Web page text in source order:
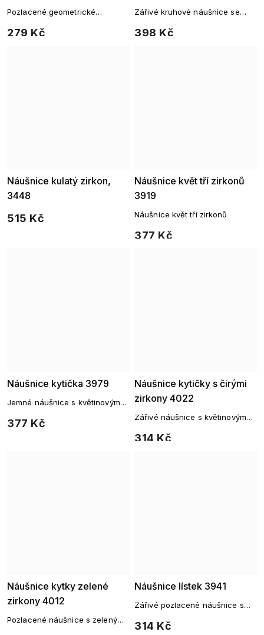
279 Kč
Pozlacené geometrické
398 Kč
Zářivé kruhové náušnice se
Náušnice kulatý zirkon,
3448
515 Kč
Náušnice květ tří zirkonů
3919
377 Kč
Náušnice květ tří zirkonů
Náušnice kytička 3979
377 Kč
Jemné náušnice s květinovým
Náušnice kytičky s čirými
zirkony 4022
314 Kč
Zářivé náušnice s květinovým
Náušnice kytky zelené
zirkony 4012
Pozlacené náušnice s zeleným
Náušnice lístek 3941
314 Kč
Zářivé pozlacené náušnice s